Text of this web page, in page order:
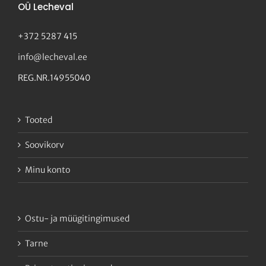
OÜ Lecheval
+372 5287 415
info@lecheval.ee
REG.NR.14955040
Tooted
Soovikorv
Minu konto
Ostu- ja müügitingimused
Tarne